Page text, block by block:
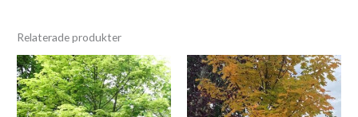
Relaterade produkter